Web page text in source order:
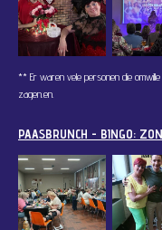
** Er waren vele personen die
zagen.en.
PAASBRUNCH - BINGO: